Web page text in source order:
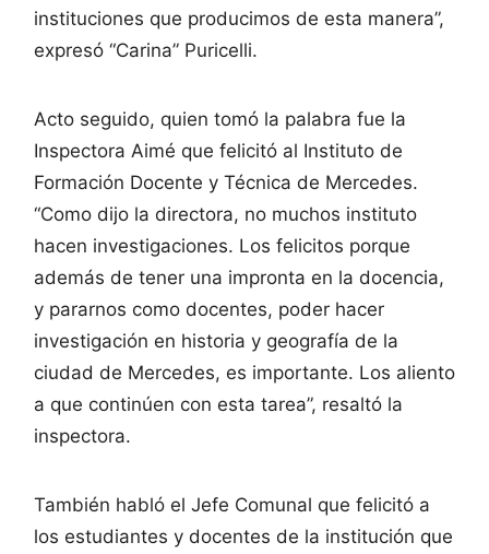
instituciones que producimos de esta manera”,
expresó “Carina” Puricelli.
Acto seguido, quien tomó la palabra fue la
Inspectora Aimé que felicitó al Instituto de
Formación Docente y Técnica de Mercedes.
“Como dijo la directora, no muchos instituto
hacen investigaciones. Los felicitos porque
además de tener una impronta en la docencia,
y pararnos como docentes, poder hacer
investigación en historia y geografía de la
ciudad de Mercedes, es importante. Los aliento
a que continúen con esta tarea”, resaltó la
inspectora.
También habló el Jefe Comunal que felicitó a
los estudiantes y docentes de la institución que